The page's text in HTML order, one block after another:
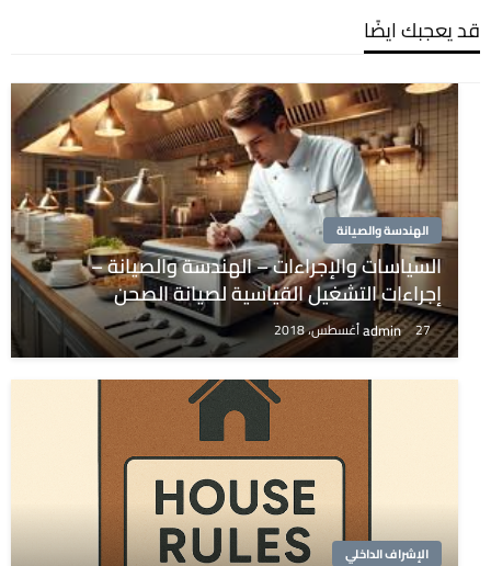
قد يعجبك ايضًا
الهندسة والصيانة
السياسات والإجراءات – الهندسة والصيانة –
إجراءات التشغيل القياسية لصيانة الصحن
admin 27 أغسطس، 2018
الإشراف الداخلي